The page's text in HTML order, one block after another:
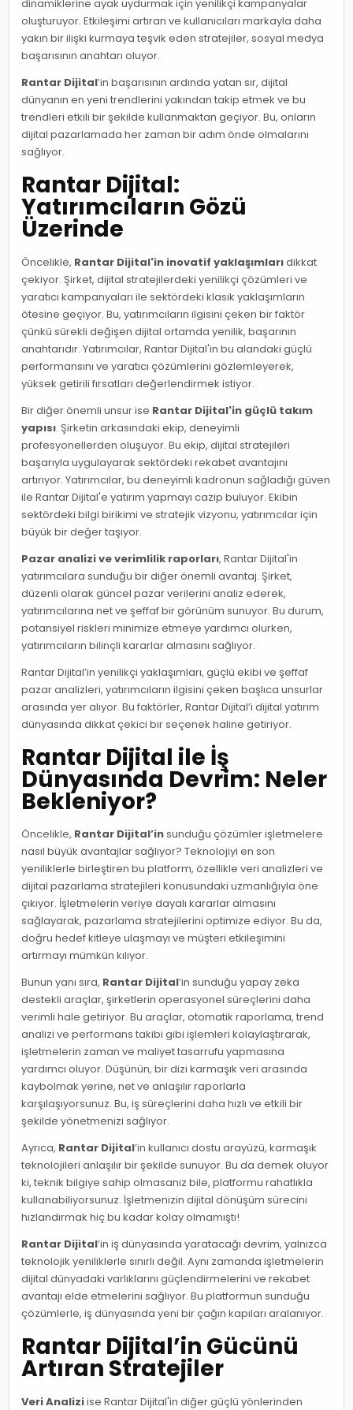
dinamiklerine ayak uydurmak için yenilikçi kampanyalar
oluşturuyor. Etkileşimi artıran ve kullanıcıları markayla daha
yakın bir ilişki kurmaya teşvik eden stratejiler, sosyal medya
başarısının anahtarı oluyor.
Rantar Dijital’in başarısının ardında yatan sır, dijital
dünyanın en yeni trendlerini yakından takip etmek ve bu
trendleri etkili bir şekilde kullanmaktan geçiyor. Bu, onların
dijital pazarlamada her zaman bir adım önde olmalarını
sağlıyor.
Rantar Dijital:
Yatırımcıların Gözü
Üzerinde
Öncelikle, Rantar Dijital'in inovatif yaklaşımlarıdikkat
çekiyor. Şirket, dijital stratejilerdeki yenilikçi çözümleri ve
yaratıcı kampanyaları ile sektördeki klasik yaklaşımların
ötesine geçiyor. Bu, yatırımcıların ilgisini çeken bir faktör
çünkü sürekli değişen dijital ortamda yenilik, başarının
anahtarıdır. Yatırımcılar, Rantar Dijital'in bu alandaki güçlü
performansını ve yaratıcı çözümlerini gözlemleyerek,
yüksek getirili fırsatları değerlendirmek istiyor.
Bir diğer önemli unsur ise Rantar Dijital'in güçlü takım
yapısı. Şirketin arkasındaki ekip, deneyimli
profesyonellerden oluşuyor. Bu ekip, dijital stratejileri
başarıyla uygulayarak sektördeki rekabet avantajını
artırıyor. Yatırımcılar, bu deneyimli kadronun sağladığı güven
ile Rantar Dijital'e yatırım yapmayı cazip buluyor. Ekibin
sektördeki bilgi birikimi ve stratejik vizyonu, yatırımcılar için
büyük bir değer taşıyor.
Pazar analizi ve verimlilik raporları, Rantar Dijital'in
yatırımcılara sunduğu bir diğer önemli avantaj. Şirket,
düzenli olarak güncel pazar verilerini analiz ederek,
yatırımcılarına net ve şeffaf bir görünüm sunuyor. Bu durum,
potansiyel riskleri minimize etmeye yardımcı olurken,
yatırımcıların bilinçli kararlar almasını sağlıyor.
Rantar Dijital’in yenilikçi yaklaşımları, güçlü ekibi ve şeffaf
pazar analizleri, yatırımcıların ilgisini çeken başlıca unsurlar
arasında yer alıyor. Bu faktörler, Rantar Dijital’i dijital yatırım
dünyasında dikkat çekici bir seçenek haline getiriyor.
Rantar Dijital ile İş
Dünyasında Devrim: Neler
Bekleniyor?
Öncelikle, Rantar Dijital’insunduğu çözümler işletmelere
nasıl büyük avantajlar sağlıyor? Teknolojiyi en son
yeniliklerle birleştiren bu platform, özellikle veri analizleri ve
dijital pazarlama stratejileri konusundaki uzmanlığıyla öne
çıkıyor. İşletmelerin veriye dayalı kararlar almasını
sağlayarak, pazarlama stratejilerini optimize ediyor. Bu da,
doğru hedef kitleye ulaşmayı ve müşteri etkileşimini
artırmayı mümkün kılıyor.
Bunun yanı sıra, Rantar Dijital’in sunduğu yapay zeka
destekli araçlar, şirketlerin operasyonel süreçlerini daha
verimli hale getiriyor. Bu araçlar, otomatik raporlama, trend
analizi ve performans takibi gibi işlemleri kolaylaştırarak,
işletmelerin zaman ve maliyet tasarrufu yapmasına
yardımcı oluyor. Düşünün, bir dizi karmaşık veri arasında
kaybolmak yerine, net ve anlaşılır raporlarla
karşılaşıyorsunuz. Bu, iş süreçlerini daha hızlı ve etkili bir
şekilde yönetmenizi sağlıyor.
Ayrıca, Rantar Dijital’in kullanıcı dostu arayüzü, karmaşık
teknolojileri anlaşılır bir şekilde sunuyor. Bu da demek oluyor
ki, teknik bilgiye sahip olmasanız bile, platformu rahatlıkla
kullanabiliyorsunuz. İşletmenizin dijital dönüşüm sürecini
hızlandırmak hiç bu kadar kolay olmamıştı!
Rantar Dijital’in iş dünyasında yaratacağı devrim, yalnızca
teknolojik yeniliklerle sınırlı değil. Aynı zamanda işletmelerin
dijital dünyadaki varlıklarını güçlendirmelerini ve rekabet
avantajı elde etmelerini sağlıyor. Bu platformun sunduğu
çözümlerle, iş dünyasında yeni bir çağın kapıları aralanıyor.
Rantar Dijital’in Gücünü
Artıran Stratejiler
Veri Analiziise Rantar Dijital'in diğer güçlü yönlerinden